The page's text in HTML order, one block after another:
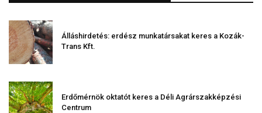
Álláshirdetés: erdész munkatársakat keres a Kozák-
Trans Kft.
Erdőmérnök oktatót keres a Déli Agrárszakképzési
Centrum